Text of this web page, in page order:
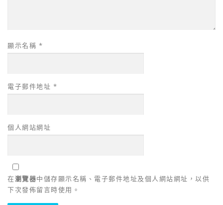
顯示名稱 *
電子郵件地址 *
個人網站網址
在瀏覽器中儲存顯示名稱、電子郵件地址及個人網站網址，以供
下次發佈留言時使用。